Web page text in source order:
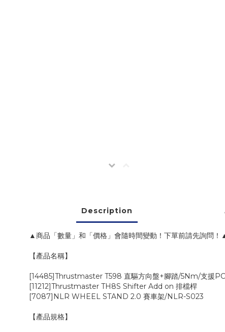
Description
▲商品「數量」和「價格」會隨時間變動！下單前請先詢問！
【產品名稱】
[14485]Thrustmaster T598 直驅方向盤+腳踏/5Nm/支援
[11212]Thrustmaster TH8S Shifter Add on 排檔桿
[7087]NLR WHEEL STAND 2.0 賽車架/NLR-S023
【產品規格】